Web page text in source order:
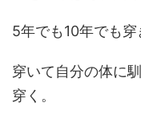
5年でも10年でも穿
穿いて自分の体に
穿く。